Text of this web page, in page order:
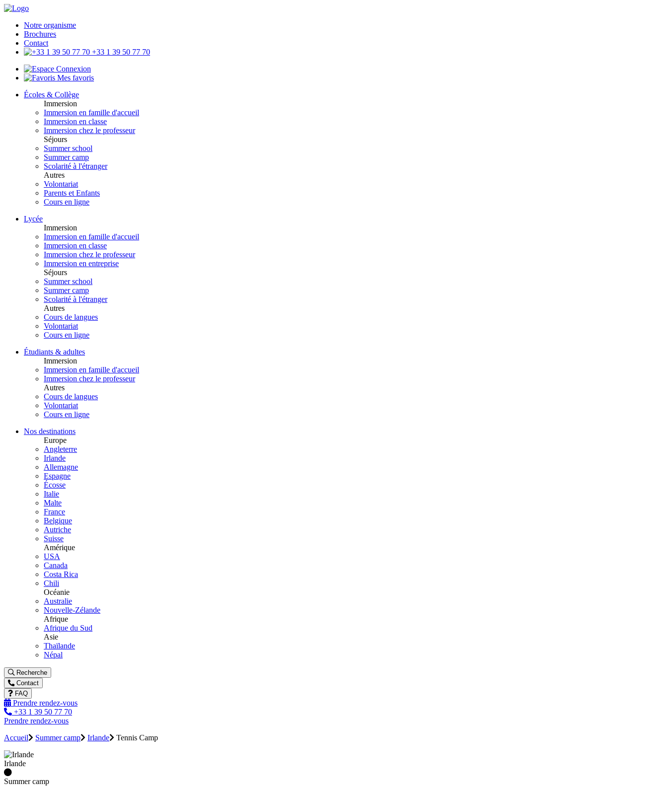
Notre organisme
Brochures
Contact
+33 1 39 50 77 70
Connexion
Mes favoris
Écoles & Collège
Immersion
Immersion en famille d'accueil
Immersion en classe
Immersion chez le professeur
Séjours
Summer school
Summer camp
Scolarité à l'étranger
Autres
Volontariat
Parents et Enfants
Cours en ligne
Lycée
Immersion
Immersion en famille d'accueil
Immersion en classe
Immersion chez le professeur
Immersion en entreprise
Séjours
Summer school
Summer camp
Scolarité à l'étranger
Autres
Cours de langues
Volontariat
Cours en ligne
Étudiants & adultes
Immersion
Immersion en famille d'accueil
Immersion chez le professeur
Autres
Cours de langues
Volontariat
Cours en ligne
Nos destinations
Europe
Angleterre
Irlande
Allemagne
Espagne
Écosse
Italie
Malte
France
Belgique
Autriche
Suisse
Amérique
USA
Canada
Costa Rica
Chili
Océanie
Australie
Nouvelle-Zélande
Afrique
Afrique du Sud
Asie
Thaïlande
Népal
Recherche
Contact
FAQ
Prendre rendez-vous
+33 1 39 50 77 70
Prendre rendez-vous
Accueil
Summer camp Irlande Tennis Camp
Irlande
Summer camp